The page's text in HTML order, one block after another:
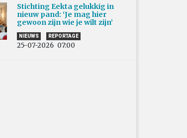
Stichting Eekta gelukkig in
nieuw pand: ‘Je mag hier
gewoon zijn wie je wilt zijn’
NIEUWS REPORTAGE
25-07-2026 07:00